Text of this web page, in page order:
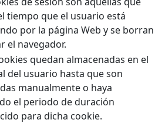
tiempo que el usuario está
por la página Web y se borran
el navegador.
quedan almacenadas en el
del usuario hasta que son
manualmente o haya
el periodo de duración
para dicha cookie.